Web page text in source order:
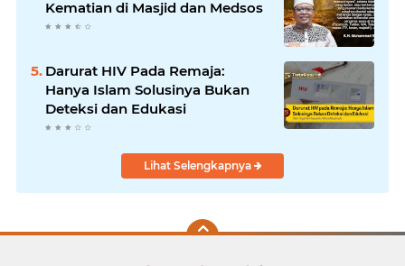
Kematian di Masjid dan Medsos
Darurat HIV Pada Remaja:
Hanya Islam Solusinya Bukan
Deteksi dan Edukasi
Lihat Selengkapnya